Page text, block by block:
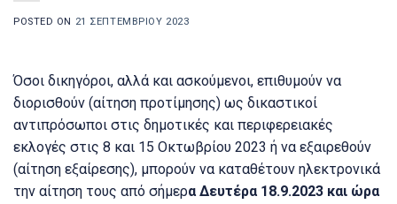
POSTED ON 21 ΣΕΠΤΕΜΒΡΊΟΥ 2023
Όσοι δικηγόροι, αλλά και ασκούμενοι, επιθυμούν να
διορισθούν (αίτηση προτίμησης) ως δικαστικοί
αντιπρόσωποι στις δημοτικές και περιφερειακές
εκλογές στις 8 και 15 Οκτωβρίου 2023 ή να εξαιρεθούν
(αίτηση εξαίρεσης), μπορούν να καταθέτουν ηλεκτρονικά
την αίτηση τους από σήμερα Δευτέρα 18.9.2023 και ώρα